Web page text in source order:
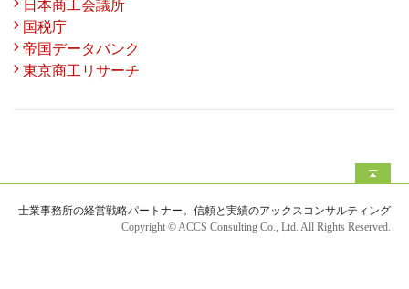
日本商工会議所
国税庁
帝国データバンク
東京商工リサーチ
士業事務所の経営戦略パートナー。信頼と実績のアックスコンサルティング
Copyright © ACCS Consulting Co., Ltd. All Rights Reserved.